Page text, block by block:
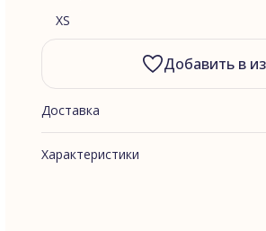
XS
Добавить в
Доставка
Характеристики